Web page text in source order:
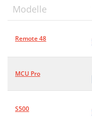
Modelle
Remote 48
MCU Pro
S500